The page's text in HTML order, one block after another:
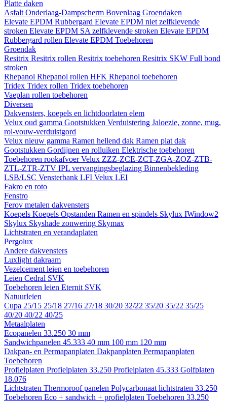
Platte daken
Asfalt Onderlaag-Dampscherm Bovenlaag Groendaken
Elevate EPDM Rubbergard Elevate EPDM niet zelfklevende
stroken Elevate EPDM SA zelfklevende stroken Elevate EPDM
Rubbergard rollen Elevate EPDM Toebehoren
Groendak
Resitrix Resitrix rollen Resitrix toebehoren Resitrix SKW Full bond
stroken
Rhepanol Rhepanol rollen HFK Rhepanol toebehoren
Tridex Tridex rollen Tridex toebehoren
Vaeplan rollen toebehoren
Diversen
Dakvensters, koepels en lichtdoorlaten elem
Velux oud gamma Gootstukken Verduistering Jaloezie, zonne, mug,
rol-vouw-verduistgord
Velux nieuw gamma Ramen hellend dak Ramen plat dak
Gootstukken Gordijnen en rolluiken Elektrische toebehoren
Toebehoren rookafvoerVelux ZZZ-ZCE-ZCT-ZGA-ZOZ-ZTB-
ZTL-ZTR-ZTV IPL vervangingsbeglazing Binnenbekleding
LSB/LSC Vensterbank LFI Velux LEI
Fakro en roto
Fenstro
Ferov metalen dakvensters
Koepels Koepels Opstanden Ramen en spindels Skylux IWindow2
Skylux Skyshade zonwering Skymax
Lichtstraten en verandaplaten
Pergolux
Andere dakvensters
Luxlight dakraam
Vezelcement leien en toebehoren
Leien Cedral SVK
Toebehoren leien Eternit SVK
Natuurleien
Cupa 25/15 25/18 27/16 27/18 30/20 32/22 35/20 35/22 35/25
40/20 40/22 40/25
Metaalplaten
Ecopanelen 33.250 30 mm
Sandwichpanelen 45.333 40 mm 100 mm 120 mm
Dakpan- en Permapanplaten Dakpanplaten Permapanplaten
Toebehoren
Profielplaten Profielplaten 33.250 Profielplaten 45.333 Golfplaten
18.076
Lichtstraten Thermoroof panelen Polycarbonaat lichtstraten 33.250
Toebehoren Eco + sandwich + profielplaten Toebehoren 33.250